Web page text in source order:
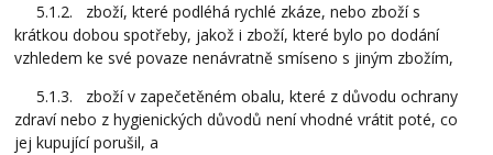
5.1.2. zboží, které podléhá rychlé zkáze, nebo zboží s
krátkou dobou spotřeby, jakož i zboží, které bylo po dodání
vzhledem ke své povaze nenávratně smíseno s jiným zbožím,
5.1.3. zboží v zapečetěném obalu, které z důvodu ochrany
zdraví nebo z hygienických důvodů není vhodné vrátit poté, co
jej kupující porušil, a